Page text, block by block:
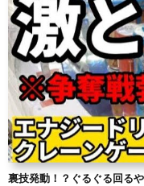
裏技発動！？ぐるぐる回る